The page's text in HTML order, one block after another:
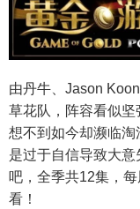
由丹牛、Jason
草花队，阵容看似坚
想不到如今却濒临淘
是过于自信导致大意
吧，全季共12集，
看！